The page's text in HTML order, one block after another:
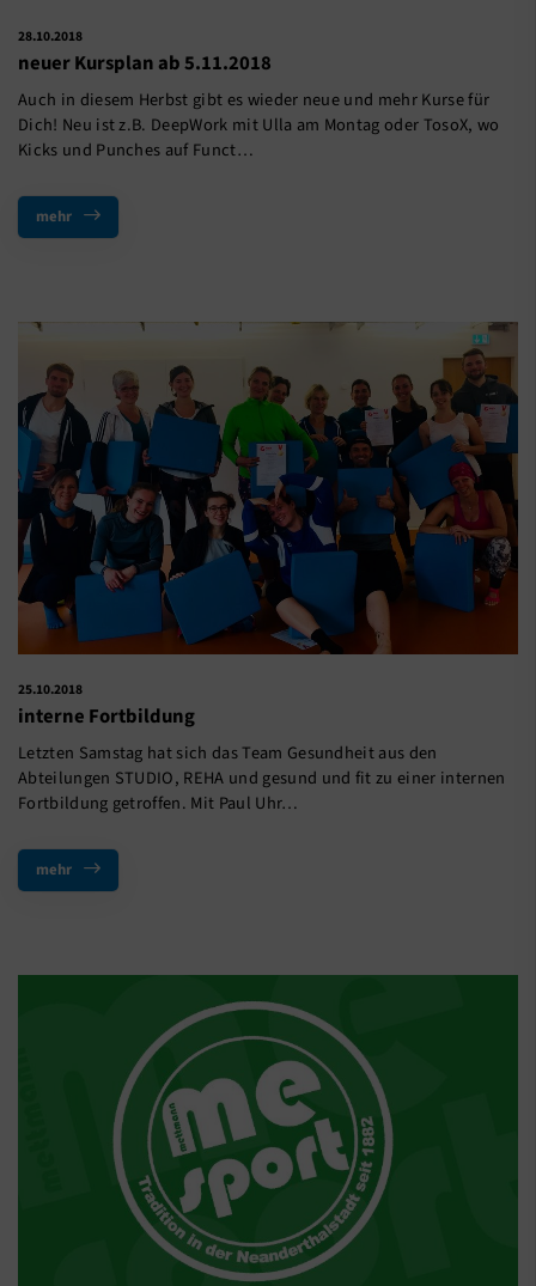
28.10.2018
neuer Kursplan ab 5.11.2018
Auch in diesem Herbst gibt es wieder neue und mehr Kurse für
Dich! Neu ist z.B. DeepWork mit Ulla am Montag oder TosoX, wo
Kicks und Punches auf Funct…
mehr
25.10.2018
interne Fortbildung
Letzten Samstag hat sich das Team Gesundheit aus den
Abteilungen STUDIO, REHA und gesund und fit zu einer internen
Fortbildung getroffen. Mit Paul Uhr…
mehr